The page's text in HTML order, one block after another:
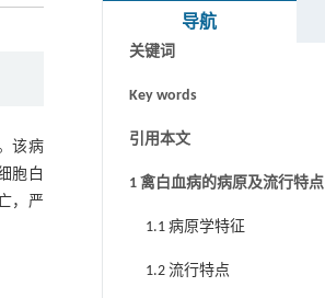
该病
胞白
，严
导航
关键词
Key words
引用本文
1 禽白血病的病原及流行特点
1.1 病原学特征
1.2 流行特点